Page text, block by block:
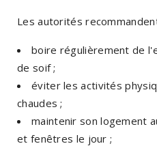
Les autorités
boire régulièrement de
de soif ;
éviter les activités
chaudes ;
maintenir son logement
et fenêtres le jour ;